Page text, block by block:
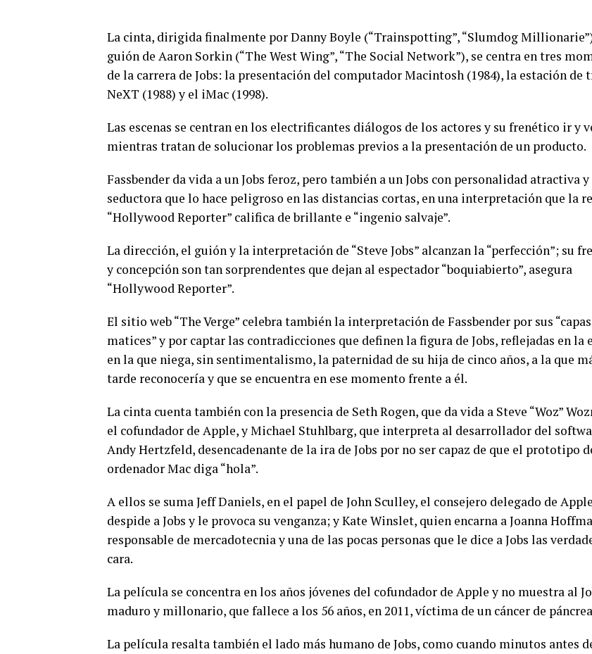
La cinta, dirigida finalmente por Danny Boyle (“Trainspotting”, “Slumdog
guión de Aaron Sorkin (“The West Wing”, “The Social Network”), se centra en tres
de la carrera de Jobs: la presentación del computador Macintosh (1984), la estación de
NeXT (1988) y el iMac (1998).
Las escenas se centran en los electrificantes diálogos de los actores y su frenético ir y
mientras tratan de solucionar los problemas previos a la presentación de un producto.
Fassbender da vida a un Jobs feroz, pero también a un Jobs con personalidad atractiva y
seductora que lo hace peligroso en las distancias cortas, en una interpretación que la
“Hollywood Reporter” califica de brillante e “ingenio salvaje”.
La dirección, el guión y la interpretación de “Steve Jobs” alcanzan la “perfección”; su
y concepción son tan sorprendentes que dejan al espectador “boquiabierto”, asegura
“Hollywood Reporter”.
El sitio web “The Verge” celebra también la interpretación de Fassbender por sus
matices” y por captar las contradicciones que definen la figura de Jobs, reflejadas en la
en la que niega, sin sentimentalismo, la paternidad de su hija de cinco años, a la que
tarde reconocería y que se encuentra en ese momento frente a él.
La cinta cuenta también con la presencia de Seth Rogen, que da vida a Steve “Woz”
el cofundador de Apple, y Michael Stuhlbarg, que interpreta al desarrollador del
Andy Hertzfeld, desencadenante de la ira de Jobs por no ser capaz de que el prototipo
ordenador Mac diga “hola”.
A ellos se suma Jeff Daniels, en el papel de John Sculley, el consejero delegado de
despide a Jobs y le provoca su venganza; y Kate Winslet, quien encarna a Joanna
responsable de mercadotecnia y una de las pocas personas que le dice a Jobs las
cara.
La película se concentra en los años jóvenes del cofundador de Apple y no muestra al
maduro y millonario, que fallece a los 56 años, en 2011, víctima de un cáncer de
La película resalta también el lado más humano de Jobs, como cuando minutos antes